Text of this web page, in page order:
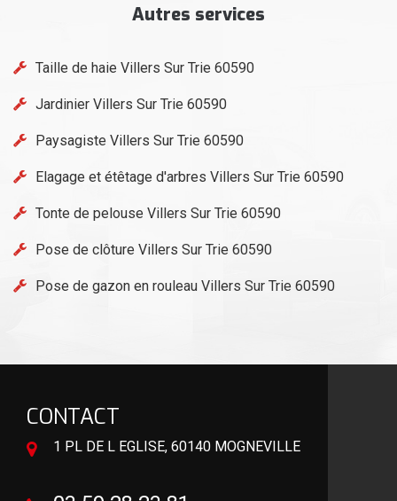
Autres services
Taille de haie Villers Sur Trie 60590
Jardinier Villers Sur Trie 60590
Paysagiste Villers Sur Trie 60590
Elagage et étêtage d'arbres Villers Sur Trie 60590
Tonte de pelouse Villers Sur Trie 60590
Pose de clôture Villers Sur Trie 60590
Pose de gazon en rouleau Villers Sur Trie 60590
CONTACT
1 PL DE L EGLISE, 60140 MOGNEVILLE